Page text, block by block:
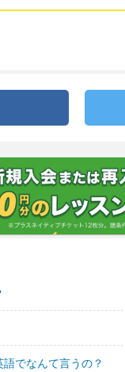
でなんて言うの？